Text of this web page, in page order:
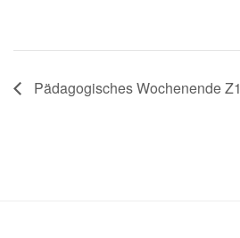
Pädagogisches Wochenende Z1